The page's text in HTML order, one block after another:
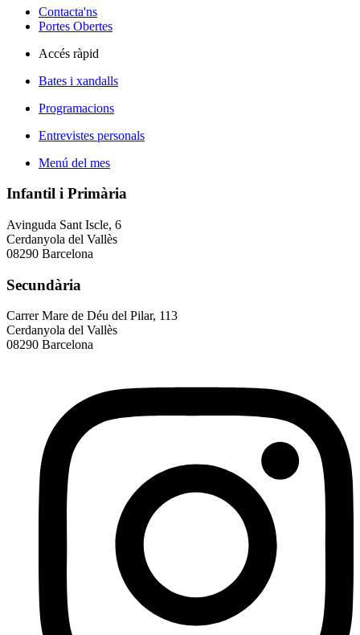
Contacta'ns
Portes Obertes
Accés ràpid
Bates i xandalls
Programacions
Entrevistes personals
Menú del mes
Infantil i Primària
Avinguda Sant Iscle, 6
Cerdanyola del Vallès
08290 Barcelona
Secundària
Carrer Mare de Déu del Pilar, 113
Cerdanyola del Vallès
08290 Barcelona